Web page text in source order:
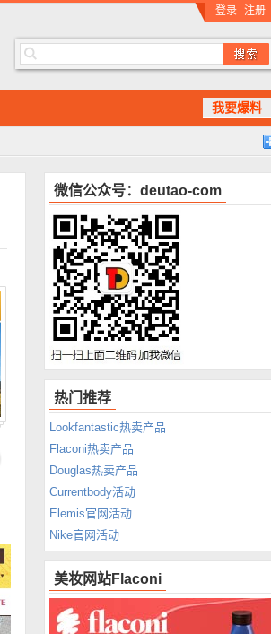
登录 注册
我要爆料
微信公众号：deutao-com
热门推荐
Lookfantastic热卖产品
Flaconi热卖产品
Douglas热卖产品
Currentbody活动
Elemis官网活动
Nike官网活动
美妆网站Flaconi